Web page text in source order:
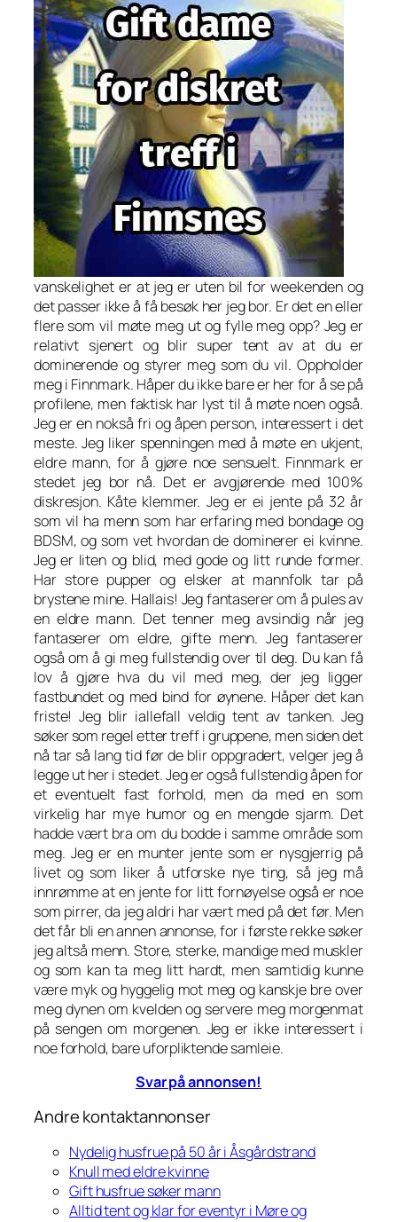
vanskelighet er at jeg er uten bil for weekenden og
det passer ikke å få besøk her jeg bor. Er det en eller
flere som vil møte meg ut og fylle meg opp? Jeg er
relativt sjenert og blir super tent av at du er
dominerende og styrer meg som du vil. Oppholder
meg i Finnmark. Håper du ikke bare er her for å se på
profilene, men faktisk har lyst til å møte noen også.
Jeg er en nokså fri og åpen person, interessert i det
meste. Jeg liker spenningen med å møte en ukjent,
eldre mann, for å gjøre noe sensuelt. Finnmark er
stedet jeg bor nå. Det er avgjørende med 100%
diskresjon. Kåte klemmer. Jeg er ei jente på 32 år
som vil ha menn som har erfaring med bondage og
BDSM, og som vet hvordan de dominerer ei kvinne.
Jeg er liten og blid, med gode og litt runde former.
Har store pupper og elsker at mannfolk tar på
brystene mine. Hallais! Jeg fantaserer om å pules av
en eldre mann. Det tenner meg avsindig når jeg
fantaserer om eldre, gifte menn. Jeg fantaserer
også om å gi meg fullstendig over til deg. Du kan få
lov å gjøre hva du vil med meg, der jeg ligger
fastbundet og med bind for øynene. Håper det kan
friste! Jeg blir iallefall veldig tent av tanken. Jeg
søker som regel etter treff i gruppene, men siden det
nå tar så lang tid før de blir oppgradert, velger jeg å
legge ut her i stedet. Jeg er også fullstendig åpen for
et eventuelt fast forhold, men da med en som
virkelig har mye humor og en mengde sjarm. Det
hadde vært bra om du bodde i samme område som
meg. Jeg er en munter jente som er nysgjerrig på
livet og som liker å utforske nye ting, så jeg må
innrømme at en jente for litt fornøyelse også er noe
som pirrer, da jeg aldri har vært med på det før. Men
det får bli en annen annonse, for i første rekke søker
jeg altså menn. Store, sterke, mandige med muskler
og som kan ta meg litt hardt, men samtidig kunne
være myk og hyggelig mot meg og kanskje bre over
meg dynen om kvelden og servere meg morgenmat
på sengen om morgenen. Jeg er ikke interessert i
noe forhold, bare uforpliktende samleie.
Svar på annonsen!
Andre kontaktannonser
Nydelig husfrue på 50 år i Åsgårdstrand
Knull med eldre kvinne
Gift husfrue søker mann
Alltid tent og klar for eventyr i Møre og